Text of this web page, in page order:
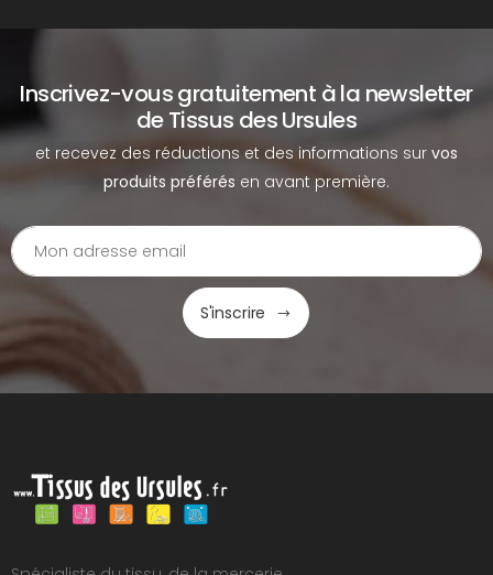
Inscrivez-vous gratuitement à la newsletter
de Tissus des Ursules
et recevez des réductions et des informations sur vos
produits préférés en avant première.
S'inscrire